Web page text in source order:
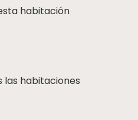
habitación
las habitaciones